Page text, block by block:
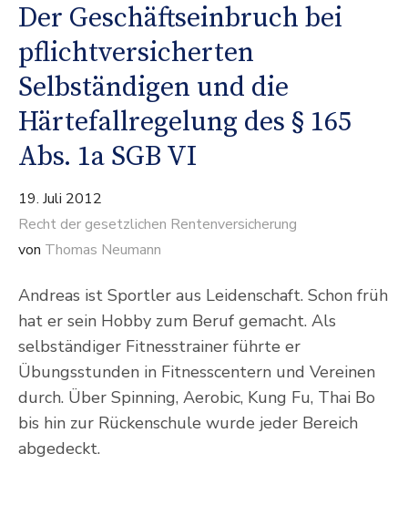
Der Geschäftseinbruch bei
pflichtversicherten
Selbständigen und die
Härtefallregelung des § 165
Abs. 1a SGB VI
19. Juli 2012
Recht der gesetzlichen Rentenversicherung
von Thomas Neumann
Andreas ist Sportler aus Leidenschaft. Schon früh
hat er sein Hobby zum Beruf gemacht. Als
selbständiger Fitnesstrainer führte er
Übungsstunden in Fitnesscentern und Vereinen
durch. Über Spinning, Aerobic, Kung Fu, Thai Bo
bis hin zur Rückenschule wurde jeder Bereich
abgedeckt.